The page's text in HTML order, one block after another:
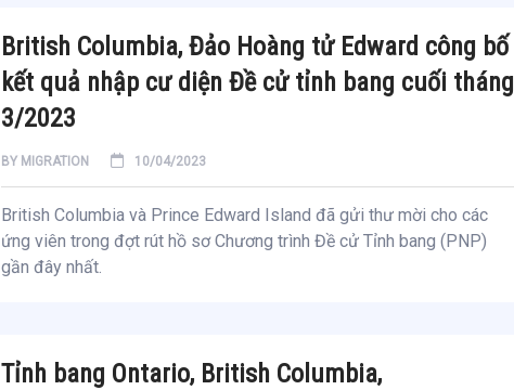
British Columbia, Đảo Hoàng tử Edward công bố
kết quả nhập cư diện Đề cử tỉnh bang cuối tháng
3/2023
BY MIGRATION 10/04/2023
British Columbia và Prince Edward Island đã gửi thư mời cho các
ứng viên trong đợt rút hồ sơ Chương trình Đề cử Tỉnh bang (PNP)
gần đây nhất.
Tỉnh bang Ontario, British Columbia,